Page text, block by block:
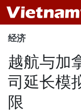
经济
越航与加
司延长模
限